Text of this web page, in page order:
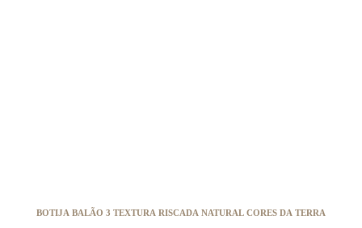
BOTIJA BALÃO 3 TEXTURA RISCADA NATURAL CORES DA TERRA